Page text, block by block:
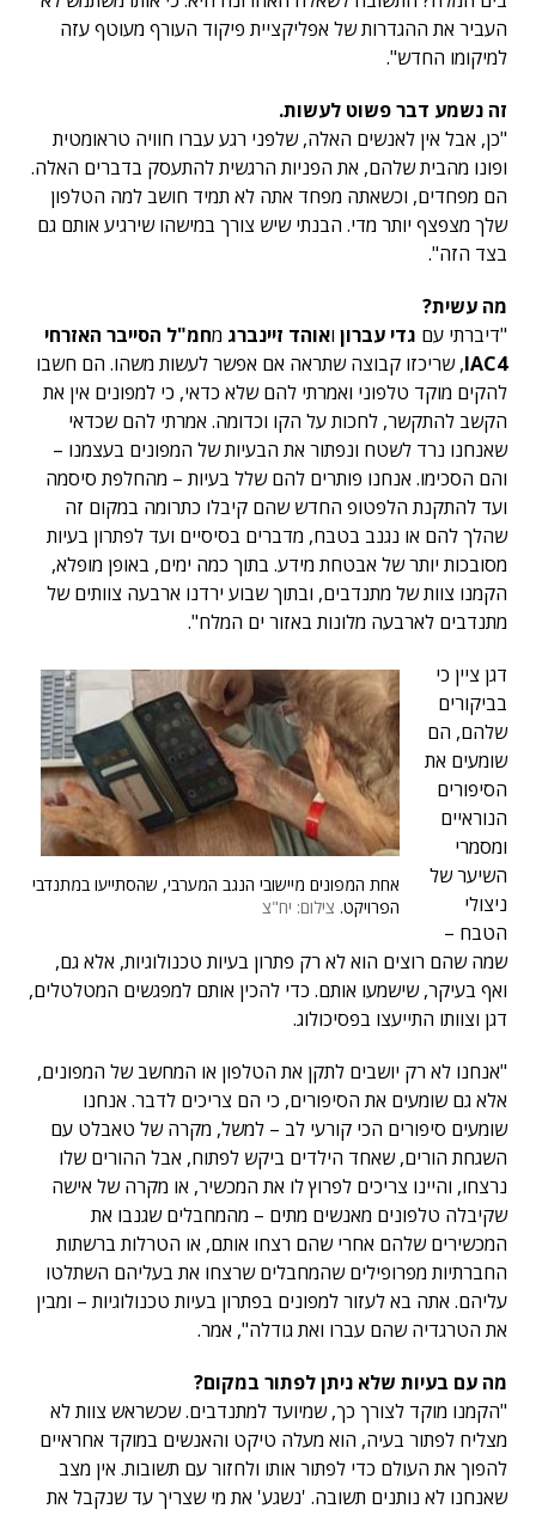
העביר את ההגדרות של אפליקציית פיקוד העורף מעוטף עזה
למיקומו החדש".
זה נשמע דבר פשוט לעשות.
"כן, אבל אין לאנשים האלה, שלפני רגע עברו חוויה טראומטית
ופונו מהבית שלהם, את הפניות הרגשית להתעסק בדברים האלה.
הם מפחדים, וכשאתה מפחד אתה לא תמיד חושב למה הטלפון
שלך מצפצף יותר מדי. הבנתי שיש צורך במישהו שירגיע אותם גם
בצד הזה".
מה עשית?
"דיברתי עם גדי עברון ואוהד זיינברג מחמ"ל הסייבר האזרחי
IAC4, שריכזו קבוצה שתראה אם אפשר לעשות משהו. הם חשבו
להקים מוקד טלפוני ואמרתי להם שלא כדאי, כי למפונים אין את
הקשב להתקשר, לחכות על הקו וכדומה. אמרתי להם שכדאי
שאנחנו נרד לשטח ונפתור את הבעיות של המפונים בעצמנו –
והם הסכימו. אנחנו פותרים להם שלל בעיות – מהחלפת סיסמה
ועד להתקנת הלפטופ החדש שהם קיבלו כתרומה במקום זה
שהלך להם או נגנב בטבח, מדברים בסיסיים ועד לפתרון בעיות
מסובכות יותר של אבטחת מידע. בתוך כמה ימים, באופן מופלא,
הקמנו צוות של מתנדבים, ובתוך שבוע ירדנו ארבעה צוותים של
מתנדבים לארבעה מלונות באזור ים המלח".
אחת המפונים מיישובי הנגב המערבי, שהסתייעו במתנדבי
הפרויקט. צילום: יח"צ
דגן ציין כי
בביקורים
שלהם, הם
שומעים את
הסיפורים
הנוראיים
ומסמרי
השיער של
ניצולי
הטבח –
שמה שהם רוצים הוא לא רק פתרון בעיות טכנולוגיות, אלא גם,
ואף בעיקר, שישמעו אותם. כדי להכין אותם למפגשים המטלטלים,
דגן וצוותו התייעצו בפסיכולוג.
"אנחנו לא רק יושבים לתקן את הטלפון או המחשב של המפונים,
אלא גם שומעים את הסיפורים, כי הם צריכים לדבר. אנחנו
שומעים סיפורים הכי קורעי לב – למשל, מקרה של טאבלט עם
השגחת הורים, שאחד הילדים ביקש לפתוח, אבל ההורים שלו
נרצחו, והיינו צריכים לפרוץ לו את המכשיר, או מקרה של אישה
שקיבלה טלפונים מאנשים מתים – מהמחבלים שגנבו את
המכשירים שלהם אחרי שהם רצחו אותם, או הטרלות ברשתות
החברתיות מפרופילים שהמחבלים שרצחו את בעליהם השתלטו
עליהם. אתה בא לעזור למפונים בפתרון בעיות טכנולוגיות – ומבין
את הטרגדיה שהם עברו ואת גודלה", אמר.
מה עם בעיות שלא ניתן לפתור במקום?
"הקמנו מוקד לצורך כך, שמיועד למתנדבים. שכשראש צוות לא
מצליח לפתור בעיה, הוא מעלה טיקט והאנשים במוקד אחראיים
להפוך את העולם כדי לפתור אותו ולחזור עם תשובות. אין מצב
שאנחנו לא נותנים תשובה. 'נשגע' את מי שצריך עד שנקבל את